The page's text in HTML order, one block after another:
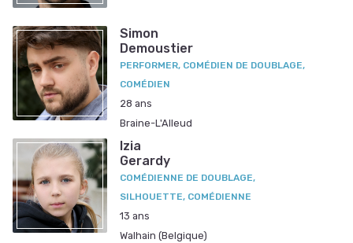
Simon
Demoustier
PERFORMER, COMÉDIEN DE DOUBLAGE,
COMÉDIEN
28 ans
Braine-L'Alleud
Izia
Gerardy
COMÉDIENNE DE DOUBLAGE,
SILHOUETTE, COMÉDIENNE
13 ans
Walhain (Belgique)